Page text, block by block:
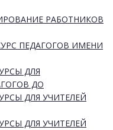
РАБОТНИКОВ
ПЕДАГОГОВ ИМЕНИ
ДЛЯ
ДО
ДЛЯ УЧИТЕЛЕЙ
ДЛЯ УЧИТЕЛЕЙ